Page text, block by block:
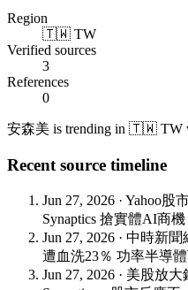
Region
🇹🇼 TW
Verified sources
3
References
0
安森美 is trending in 🇹🇼 TW
Recent source timeline
Jun 27, 2026 · Yahoo股
Synaptics 搶實體AI商機
Jun 27, 2026 · 中時新聞
遭血洗23％ 功率半導
Jun 27, 2026 · 美股放大